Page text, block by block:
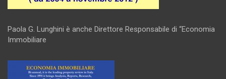
Paola G. Lunghini è anche Direttore Responsabile di “Economia
Immobiliare